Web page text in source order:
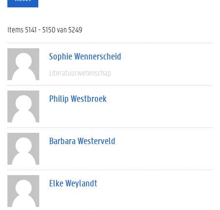
Items 5141 - 5150 van 5249
Sophie Wennerscheid
Literatuurwetenschap
Philip Westbroek
Barbara Westerveld
Elke Weylandt